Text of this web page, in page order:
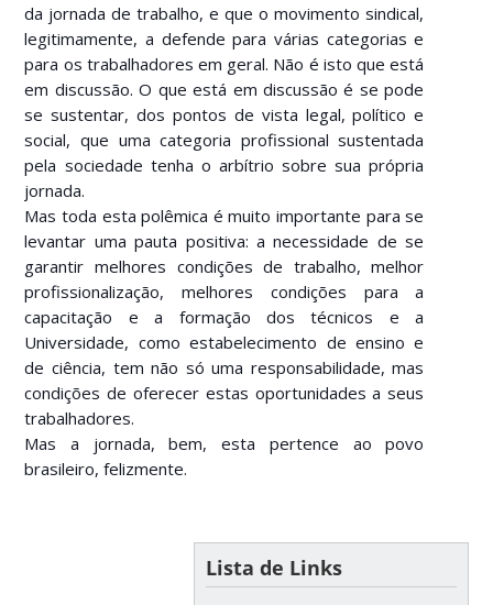
da jornada de trabalho, e que o movimento sindical,
legitimamente, a defende para várias categorias e
para os trabalhadores em geral. Não é isto que está
em discussão. O que está em discussão é se pode
se sustentar, dos pontos de vista legal, político e
social, que uma categoria profissional sustentada
pela sociedade tenha o arbítrio sobre sua própria
jornada.
Mas toda esta polêmica é muito importante para se
levantar uma pauta positiva: a necessidade de se
garantir melhores condições de trabalho, melhor
profissionalização, melhores condições para a
capacitação e a formação dos técnicos e a
Universidade, como estabelecimento de ensino e
de ciência, tem não só uma responsabilidade, mas
condições de oferecer estas oportunidades a seus
trabalhadores.
Mas a jornada, bem, esta pertence ao povo
brasileiro, felizmente.
Lista de Links